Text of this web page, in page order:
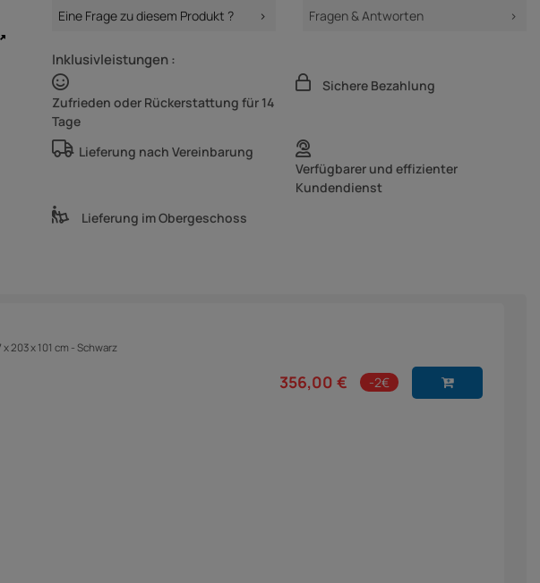
Eine Frage zu diesem Produkt ? Fragen & Antworten
Inklusivleistungen :
Zufrieden oder Rückerstattung für 14
Tage
Sichere Bezahlung
Lieferung nach Vereinbarung
Verfügbarer und effizienter
Kundendienst
Lieferung im Obergeschoss
x 101 cm - Schwarz
356,00 € -2€